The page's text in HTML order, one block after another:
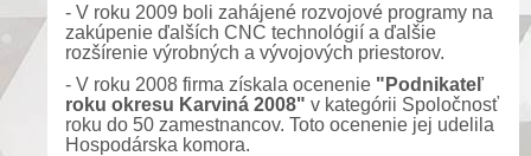
- V roku 2009 boli zahájené rozvojové programy na
zakúpenie ďalších CNC technológií a ďalšie
rozšírenie výrobných a vývojových priestorov.
- V roku 2008 firma získala ocenenie "Podnikateľ
roku okresu Karviná 2008" v kategórii Spoločnosť
roku do 50 zamestnancov. Toto ocenenie jej udelila
Hospodárska komora.